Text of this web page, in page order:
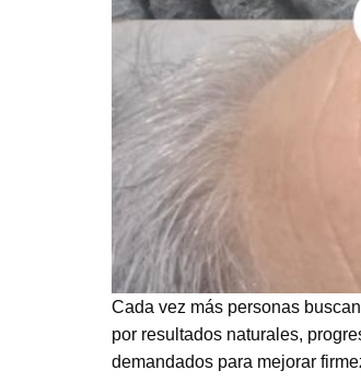
Cada vez más personas
por resultados naturales,
demandados para mejorar